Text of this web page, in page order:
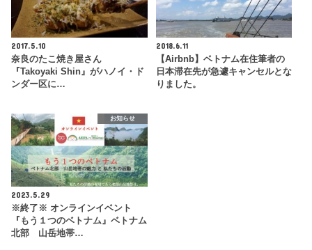
2017.5.10
奈良のたこ焼き屋さん
『Takoyaki Shin』がハノイ・ド
ンダー区に…
2018.6.11
【Airbnb】ベトナム在住筆者の
日本滞在先が急遽キャンセルとな
りました。
お知らせ
2023.5.29
※終了※ オンラインイベント
『もう１つのベトナム』ベトナム
北部 山岳地帯…